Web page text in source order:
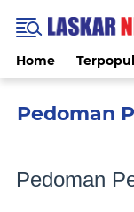
Home
Pedoman
Pedoman